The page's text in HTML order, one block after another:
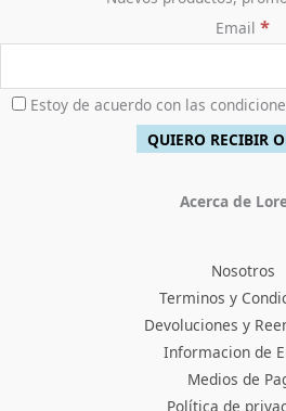
Email *
Estoy de acuerdo con las
Acerca de
Nosotros
Terminos y
Devoluciones y
Informacion de
Medios de
Política de